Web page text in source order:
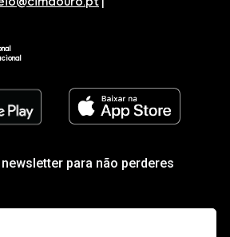
para não perderes